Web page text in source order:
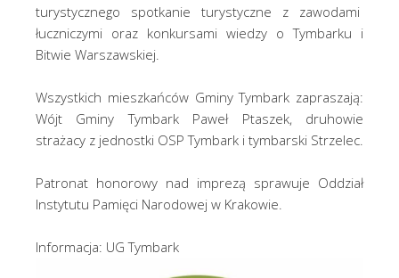
turystycznego spotkanie turystyczne z zawodami
łuczniczymi oraz konkursami wiedzy o Tymbarku i
Bitwie Warszawskiej.
Wszystkich mieszkańców Gminy Tymbark zapraszają:
Wójt Gminy Tymbark Paweł Ptaszek, druhowie
strażacy z jednostki OSP Tymbark i tymbarski Strzelec.
Patronat honorowy nad imprezą sprawuje Oddział
Instytutu Pamięci Narodowej w Krakowie.
Informacja: UG Tymbark